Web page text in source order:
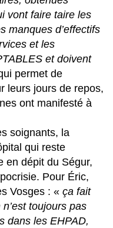
vont faire taire les
manques d’effectifs
et les
et doivent
permet de
leurs jours de repos,
ont manifesté à
soignants, la
qui reste
en dépit du Ségur,
Pour Éric,
Vosges : « ça fait
toujours pas
dans les EHPAD,